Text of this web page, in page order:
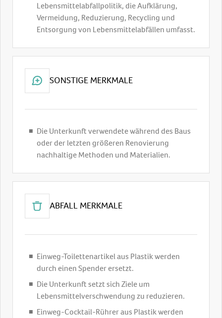
Lebensmittelabfallpolitik, die Aufklärung,
Vermeidung, Reduzierung, Recycling und
Entsorgung von Lebensmittelabfällen umfasst.
SONSTIGE MERKMALE
Die Unterkunft verwendete während des Baus
oder der letzten größeren Renovierung
nachhaltige Methoden und Materialien.
ABFALL MERKMALE
Einweg-Toilettenartikel aus Plastik werden
durch einen Spender ersetzt.
Die Unterkunft setzt sich Ziele um
Lebensmittelverschwendung zu reduzieren.
Einweg-Cocktail-Rührer aus Plastik werden